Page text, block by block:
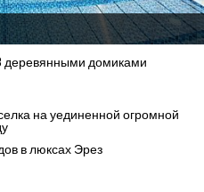
деревянными домиками
на уединенной огромной
в люксах Эрез